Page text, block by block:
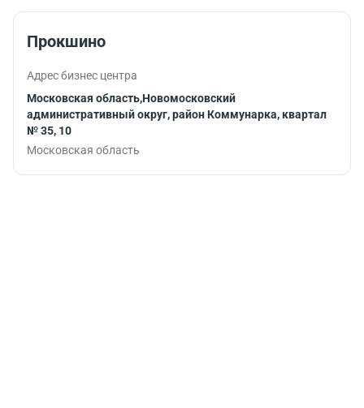
Прокшино
Адрес бизнес центра
Московская область,Новомосковский
административный округ, район Коммунарка, квартал
№ 35, 10
Московская область